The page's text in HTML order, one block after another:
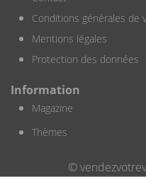
Conditions générales de
Mentions légales
Protection des données
Information
Magazine
Thèmes
©